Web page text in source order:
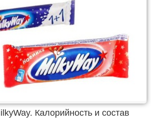
Калорийность и состав